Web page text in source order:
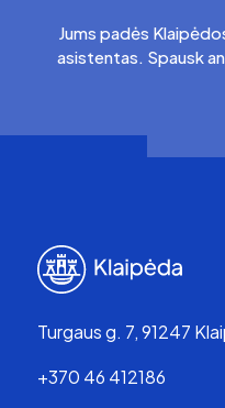
Jums padės
asistentas. Spausk
Turgaus g. 7, 91247
+370 46 412186